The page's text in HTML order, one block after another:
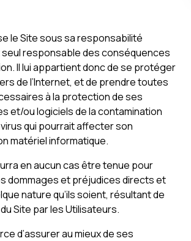
le Site sous sa responsabilité
responsable des conséquences
Il lui appartient donc de se protéger
de l’Internet, et de prendre toutes
à la protection de ses
et/ou logiciels de la contamination
qui pourrait affecter son
matériel informatique.
en aucun cas être tenue pour
dommages et préjudices directs et
nature qu’ils soient, résultant de
Site par les Utilisateurs.
d’assurer au mieux de ses